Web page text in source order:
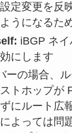
定変更を反
うになるた
iBGP ネ
にします
ーの場合、
トホップが
にルート広
よっては問